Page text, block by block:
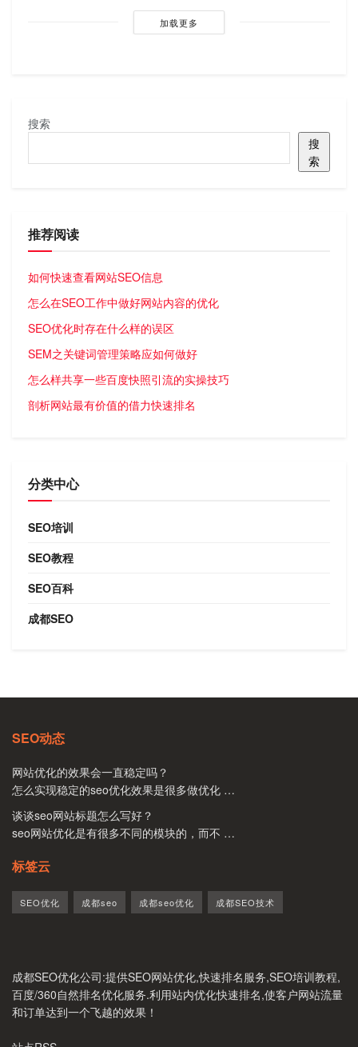
加载更多
搜索
搜
索
推荐阅读
如何快速查看网站SEO信息
怎么在SEO工作中做好网站内容的优化
SEO优化时存在什么样的误区
SEM之关键词管理策略应如何做好
怎么样共享一些百度快照引流的实操技巧
剖析网站最有价值的借力快速排名
分类中心
SEO培训
SEO教程
SEO百科
成都SEO
SEO动态
网站优化的效果会一直稳定吗？
怎么实现稳定的seo优化效果是很多做优化 …
谈谈seo网站标题怎么写好？
seo网站优化是有很多不同的模块的，而不 …
标签云
SEO优化 成都seo 成都seo优化 成都SEO技术
成都SEO优化公司:提供SEO网站优化,快速排名服务,SEO培训教程,
百度/360自然排名优化服务.利用站内优化快速排名,使客户网站流量
和订单达到一个飞越的效果！